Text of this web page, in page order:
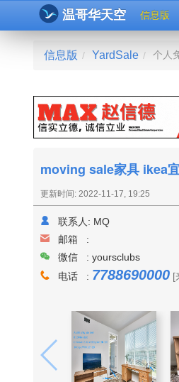
温哥华天空 信息版
信息版 / YardSale / 个人
moving sale家具 ikea
更新时间: 2022-11-17, 19:25
联系人: MQ
邮箱 :
微信 : yoursclubs
电话 : 7788690000 [